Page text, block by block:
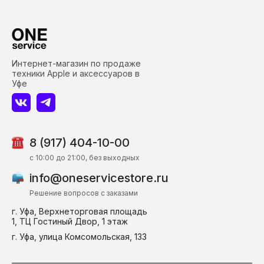
8 (917) 404-10-00
г. Уфа, Верхнеторговая площадь
1, ТЦ Гостиный Двор, 1 этаж
г. Уфа, улица Комсомольская, 133
info@oneservicestore.ru
c 10:00 до 21:00, без выходных
Решение вопросов с заказами
Интернет-магазин по продаже
техники Apple и аксессуаров в
Уфе